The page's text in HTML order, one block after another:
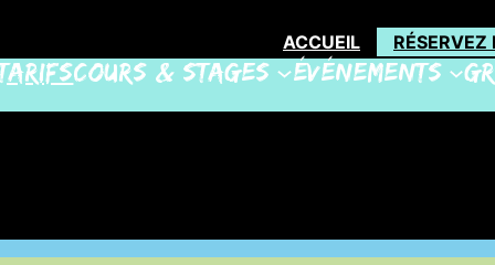
ACCUEIL RÉSERVEZ
Cours & Stages Événements